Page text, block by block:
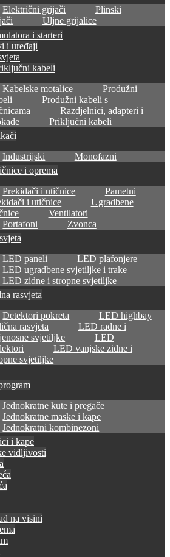
Električni grijači
Plinski
Uljne grijalice
i starteri
i uređaji
kabeli
Kabelske motalice
Produžni
Produžni kabeli s
Razdjelnici, adapteri i
Priključni kabeli
Industrijski
Monofazni
i oprema
Prekidači i utičnice
Pametni
i utičnice
Ugradbene
Ventilatori
Portafoni
Zvonca
LED paneli
LED plafonjere
LED ugradbene svjetiljke i trake
LED zidne i stropne svjetiljke
rasvjeta
Detektori pokreta
LED highbay
rasvjeta
LED radne i
svjetiljke
LED
LED vanjske zidne i
svjetiljke
Jednokratne kute i pregače
Jednokratne maske i kape
Jednokratni kombinezoni
i kape
vidljivosti
na visini